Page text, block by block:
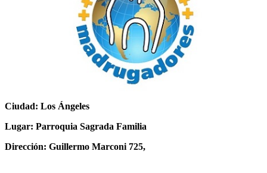
Ciudad: Los Ángeles
Lugar: Parroquia Sagrada Familia
Dirección: Guillermo Marconi 725,